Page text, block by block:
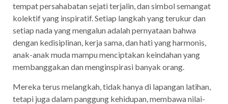
tempat persahabatan sejati terjalin, dan simbol semangat
kolektif yang inspiratif. Setiap langkah yang terukur dan
setiap nada yang mengalun adalah pernyataan bahwa
dengan kedisiplinan, kerja sama, dan hati yang harmonis,
anak-anak muda mampu menciptakan keindahan yang
membanggakan dan menginspirasi banyak orang.
Mereka terus melangkah, tidak hanya di lapangan latihan,
tetapi juga dalam panggung kehidupan, membawa nilai-